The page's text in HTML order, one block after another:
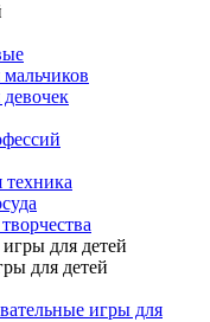
для детей
игры для